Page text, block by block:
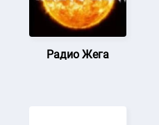
Радио Жега